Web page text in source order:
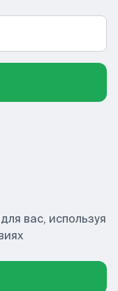
вас, используя